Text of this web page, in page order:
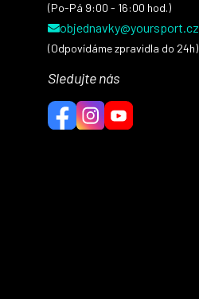
(Po-Pá 9:00 - 16:00 hod.)
objednavky@yoursport.cz
(Odpovídáme zpravidla do 24h)
Sledujte nás